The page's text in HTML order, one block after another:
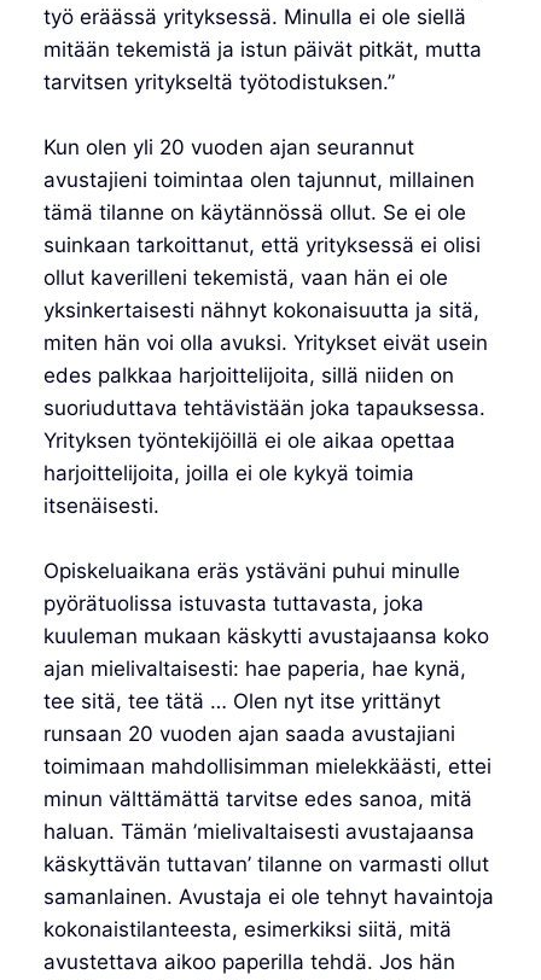
työ eräässä yrityksessä. Minulla ei ole siellä
mitään tekemistä ja istun päivät pitkät, mutta
tarvitsen yritykseltä työtodistuksen.”
Kun olen yli 20 vuoden ajan seurannut
avustajieni toimintaa olen tajunnut, millainen
tämä tilanne on käytännössä ollut. Se ei ole
suinkaan tarkoittanut, että yrityksessä ei olisi
ollut kaverilleni tekemistä, vaan hän ei ole
yksinkertaisesti nähnyt kokonaisuutta ja sitä,
miten hän voi olla avuksi. Yritykset eivät usein
edes palkkaa harjoittelijoita, sillä niiden on
suoriuduttava tehtävistään joka tapauksessa.
Yrityksen työntekijöillä ei ole aikaa opettaa
harjoittelijoita, joilla ei ole kykyä toimia
itsenäisesti.
Opiskeluaikana eräs ystäväni puhui minulle
pyörätuolissa istuvasta tuttavasta, joka
kuuleman mukaan käskytti avustajaansa koko
ajan mielivaltaisesti: hae paperia, hae kynä,
tee sitä, tee tätä … Olen nyt itse yrittänyt
runsaan 20 vuoden ajan saada avustajiani
toimimaan mahdollisimman mielekkäästi, ettei
minun välttämättä tarvitse edes sanoa, mitä
haluan. Tämän ’mielivaltaisesti avustajaansa
käskyttävän tuttavan’ tilanne on varmasti ollut
samanlainen. Avustaja ei ole tehnyt havaintoja
kokonaistilanteesta, esimerkiksi siitä, mitä
avustettava aikoo paperilla tehdä. Jos hän